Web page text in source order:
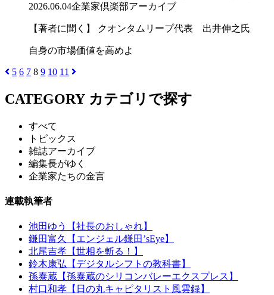
2026.06.04企業家倶楽部アーカイブ
【著者に聞く】 クオンタムリープ代表 出井伸之氏
自身の市場価値を高めよ
5 6 7 8 9 10 11
CATEGORY カテゴリで探す
すべて
トピックス
雑誌アーカイブ
編集長がゆく
企業家たちの金言
連載執筆者
池田ゆう【社長のおしゃれ】
鎌田富久【エンジェル鎌田’sEye】
北尾吉孝【世相を斬る！】
鈴木康弘【デジタルシフトの教科書】
孫泰蔵【孫泰蔵のシリコンバレーエクスプレス】
村口和孝【日の丸キャピタリスト風雲録】